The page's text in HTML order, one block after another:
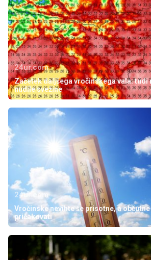
24ur.com
Začetek daljšega vročinskega vala: tudi
nudile svežine
24ur.com
Vročinske nevihte še prisotne, a
pričakovati